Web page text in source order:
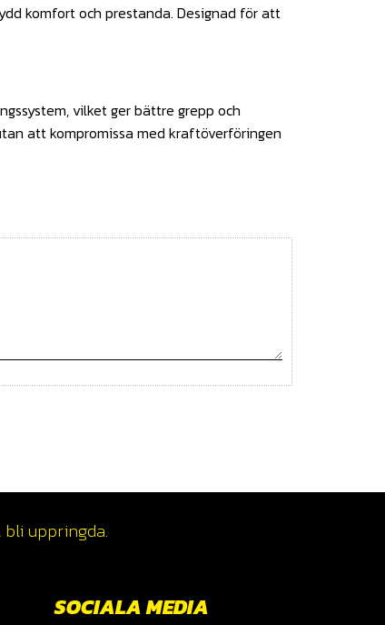
komfort och prestanda. Designad för att
vilket ger bättre grepp och
att kompromissa med kraftöverföringen
uppringda.
SOCIALA MEDIA